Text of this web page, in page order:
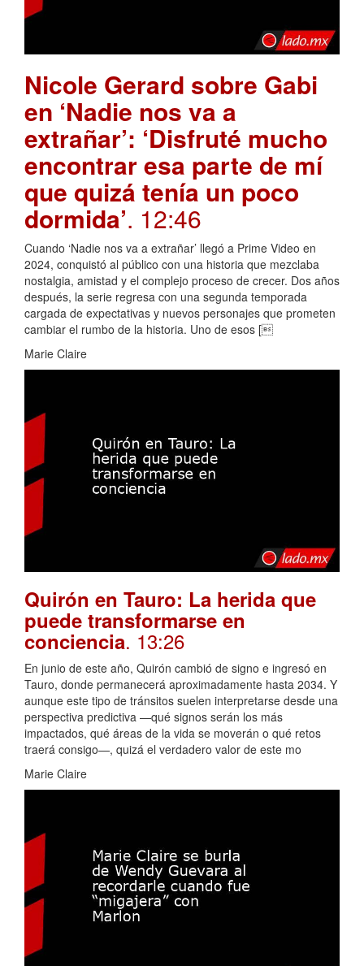
Nicole Gerard sobre Gabi
en ‘Nadie nos va a
extrañar’: ‘Disfruté mucho
encontrar esa parte de mí
que quizá tenía un poco
dormida’. 12:46
Cuando ‘Nadie nos va a extrañar’ llegó a Prime Video en
2024, conquistó al público con una historia que mezclaba
nostalgia, amistad y el complejo proceso de crecer. Dos años
después, la serie regresa con una segunda temporada
cargada de expectativas y nuevos personajes que prometen
cambiar el rumbo de la historia. Uno de esos [
Marie Claire
Quirón en Tauro: La herida que
puede transformarse en
conciencia. 13:26
En junio de este año, Quirón cambió de signo e ingresó en
Tauro, donde permanecerá aproximadamente hasta 2034. Y
aunque este tipo de tránsitos suelen interpretarse desde una
perspectiva predictiva —qué signos serán los más
impactados, qué áreas de la vida se moverán o qué retos
traerá consigo—, quizá el verdadero valor de este mo
Marie Claire